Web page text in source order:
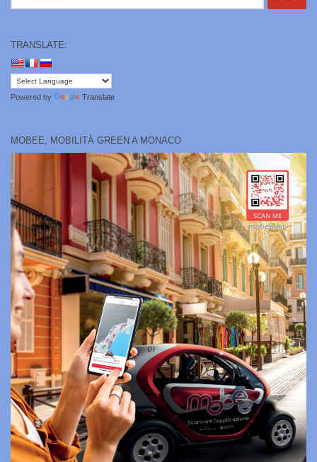
per:
TRANSLATE:
Powered by Translate
MOBEE, MOBILITÀ GREEN A MONACO